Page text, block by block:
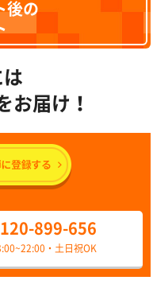
後の
お届け！
899-656
・土日祝OK